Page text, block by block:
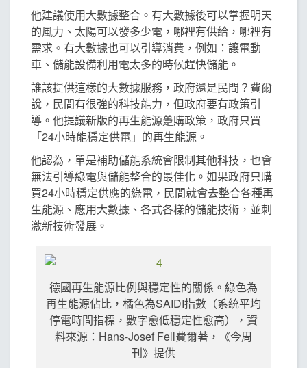
他建議使用大數據整合。有大數據後可以掌握明天
的風力、太陽可以發多少電，哪裡有供給，哪裡有
需求。有大數據也可以引導消費，例如：讓電動
車、儲能設備利用電太多的時候趕快儲能。
誰該提供這樣的大數據服務，政府還是民間？費爾
說，民間有很強的科技能力，但政府要有政策引
導。他提議新版的再生能源躉購政策，政府只買
「24小時能穩定供電」的再生能源。
他認為，單是補助儲能系統會限制其他科技，也會
無法引導綠電與儲能整合的最佳化。如果政府只購
買24小時穩定供應的綠電，民間就會去整合各種再
生能源、應用大數據、各式各樣的儲能技術，並刺
激新技術發展。
德國再生能源比例與穩定性的關係。綠色為
再生能源佔比，橘色為SAIDI指數（系統平均
停電時間指標，數字愈低穩定性愈高），資
料來源：Hans-Josef Fell費爾著，《今周
刊》提供